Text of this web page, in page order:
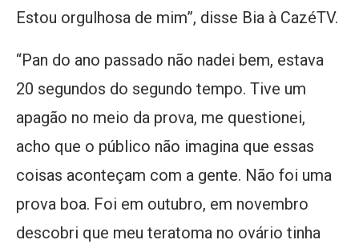
Estou orgulhosa de mim”, disse Bia à CazéTV.
“Pan do ano passado não nadei bem, estava
20 segundos do segundo tempo. Tive um
apagão no meio da prova, me questionei,
acho que o público não imagina que essas
coisas aconteçam com a gente. Não foi uma
prova boa. Foi em outubro, em novembro
descobri que meu teratoma no ovário tinha